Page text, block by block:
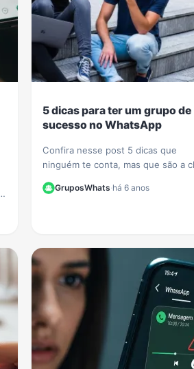
5 dicas para ter um grupo de
sucesso no WhatsApp
Confira nesse post 5 dicas que
ninguém te conta, mas que são a
muitos participantes no WhatsApp.
GruposWhats·há 6 anos